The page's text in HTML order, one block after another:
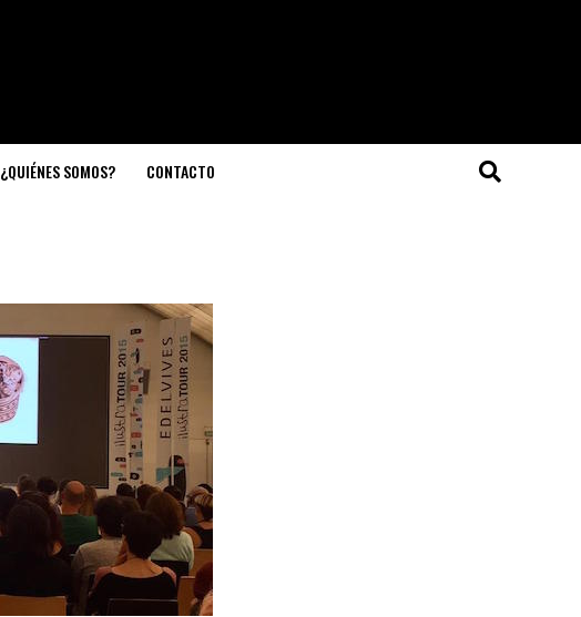
¿QUIÉNES SOMOS? CONTACTO